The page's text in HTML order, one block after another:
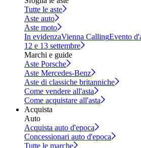
Tutte le aste
Aste auto
Aste moto
In evidenzaVienna CallingEvento
12 e 13 settembre
Marchi e guide
Aste Porsche
Aste Mercedes-Benz
Aste di classiche britanniche
Come vendere all'asta
Come acquistare all'asta
Acquista
Auto
Acquista auto d'epoca
Concessionari auto d'epoca
Tutte le marche